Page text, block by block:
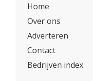
Home
Over ons
Adverteren
Contact
Bedrijven index